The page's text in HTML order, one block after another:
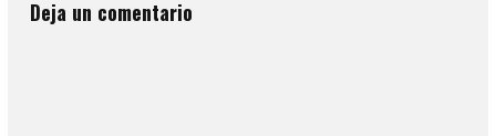
Deja un comentario